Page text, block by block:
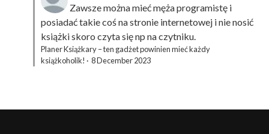
Zawsze można mieć męża programistę i
posiadać takie coś na stronie internetowej i nie nosić
książki skoro czyta się np na czytniku.
Planer Książkary – ten gadżet powinien mieć każdy
książkoholik! · 8 December 2023